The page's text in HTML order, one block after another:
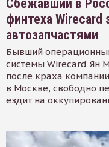
Сбежавший в
финтеха Wirecard
автозапчастями
Бывший
системы Wirecard Ян
после краха
в Москве, свободно
ездит на